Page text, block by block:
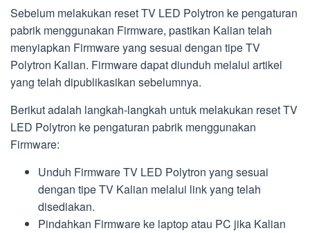
Sebelum melakukan reset TV LED Polytron ke pengaturan
pabrik menggunakan Firmware, pastikan Kalian telah
menyiapkan Firmware yang sesuai dengan tipe TV
Polytron Kalian. Firmware dapat diunduh melalui artikel
yang telah dipublikasikan sebelumnya.
Berikut adalah langkah-langkah untuk melakukan reset TV
LED Polytron ke pengaturan pabrik menggunakan
Firmware:
Unduh Firmware TV LED Polytron yang sesuai
dengan tipe TV Kalian melalui link yang telah
disediakan.
Pindahkan Firmware ke laptop atau PC jika Kalian